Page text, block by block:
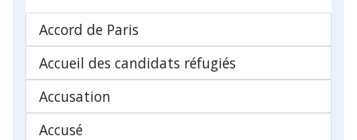
Accord de Paris
Accueil des candidats réfugiés
Accusation
Accusé